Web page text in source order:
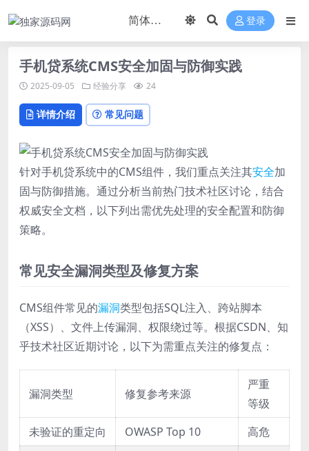
登录
手机贷系统CMS安全加固与防御实践
2025-09-05 经验分享 24
详情介绍 常见问题
针对手机贷系统中的CMS组件，我们重点关注其安全加
固与防御措施。通过分析当前热门技术社区讨论，结合
权威安全文档，以下列出需优先处理的安全配置和防御
策略。
常见安全漏洞类型及修复方案
CMS组件常见的漏洞类型包括SQL注入、跨站脚本
（XSS）、文件上传漏洞、权限绕过等。根据CSDN、知
乎技术社区近期讨论，以下为需重点关注的修复点：
漏洞类型 修复参考来源
严重
等级
未验证的重定向
OWASP Top 10 高危